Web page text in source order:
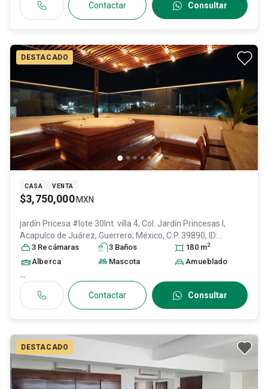
Contactar Consultar
DESTACADO
CASA VENTA
$3,750,000 MXN
jardín Pricesa #lote 30Int. villa 4, Col. Jardín Princesas I,
Acapulco de Juárez, Guerrero, México, C.P. 39890, ID:
30378434
3 Recámaras 3 Baños 180 m2
Alberca Mascota Amueblado
...
Contactar Consultar
DESTACADO